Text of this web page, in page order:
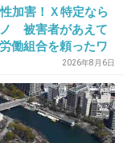
、毎日旦那がヘ
-26
加害！Ｘ特定なら
被害者があえて
労働組合を頼ったワ
2026年8月6日